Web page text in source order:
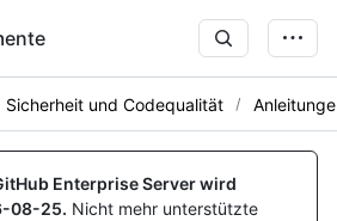
Sicherheit und Codequalität
Enterprise Server wird
08-25. Nicht mehr unterstützte